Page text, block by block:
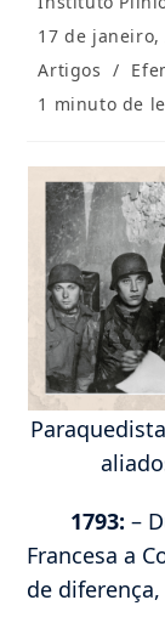
post:
Post
publicado:
17 de janeiro,
Categoria
post:
Artigos /
Tempo
1 minuto de
1793: –
Francesa a
de